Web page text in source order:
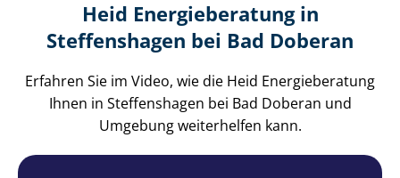
Heid Energieberatung in
Steffenshagen bei Bad Doberan
Erfahren Sie im Video, wie die Heid Energieberatung
Ihnen in Steffenshagen bei Bad Doberan und
Umgebung weiterhelfen kann.